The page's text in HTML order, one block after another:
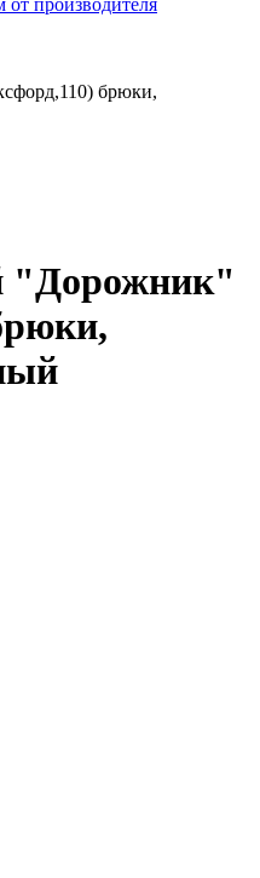
от производителя
брюки,
"Дорожник"